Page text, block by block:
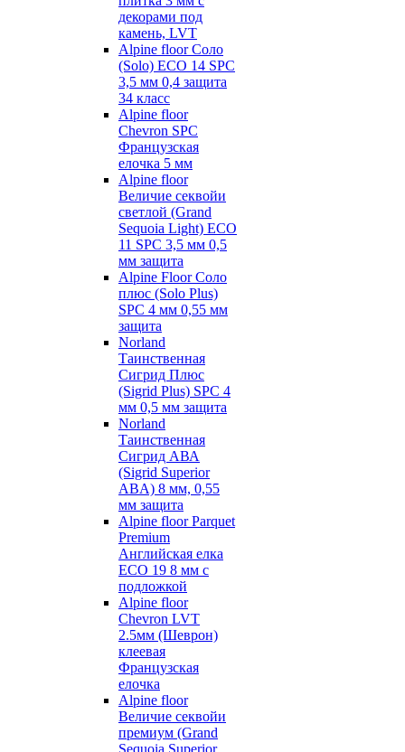
декорами под
камень, LVT
Alpine floor Соло
(Solo) ECO 14 SPC
3,5 мм 0,4 защита
34 класс
Alpine floor
Chevron SPC
Французская
елочка 5 мм
Alpine floor
Величие секвойи
светлой (Grand
Sequoia Light) ECO
11 SPC 3,5 мм 0,5
мм защита
Alpine Floor Соло
плюс (Solo Plus)
SPC 4 мм 0,55 мм
защита
Norland
Таинственная
Сигрид Плюс
(Sigrid Plus) SPC 4
мм 0,5 мм защита
Norland
Таинственная
Сигрид АВА
(Sigrid Superior
ABA) 8 мм, 0,55
мм защита
Alpine floor Parquet
Premium
Английская елка
ECO 19 8 мм с
подложкой
Alpine floor
Chevron LVT
2.5мм (Шеврон)
клеевая
Французская
елочка
Alpine floor
Величие секвойи
премиум (Grand
Sequoia Superior